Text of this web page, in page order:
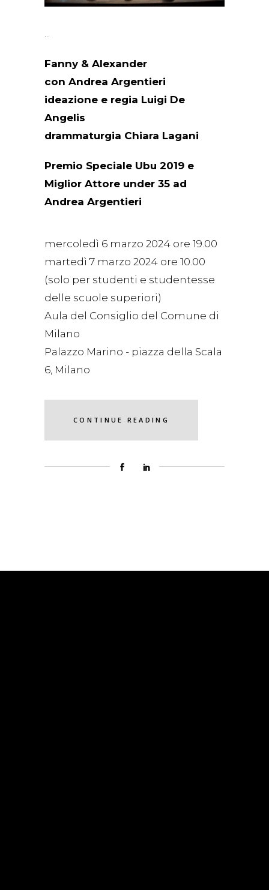
Fanny & Alexander
con Andrea Argentieri
ideazione e regia Luigi De
Angelis
drammaturgia Chiara Lagani
Premio Speciale Ubu 2019 e
Miglior Attore under 35 ad
Andrea Argentieri
mercoledì 6 marzo 2024 ore 19.00
martedì 7 marzo 2024 ore 10.00
(solo per studenti e studentesse
delle scuole superiori)
Aula del Consiglio del Comune di
Milano
Palazzo Marino - piazza della Scala
6, Milano
CONTINUE READING